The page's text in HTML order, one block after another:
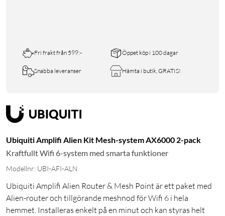
Fri frakt från 599:- Öppet köp i 100 dagar
Snabba leveranser Hämta i butik, GRATIS!
Ubiquiti Amplifi Alien Kit Mesh-system AX6000 2-pack
Kraftfullt Wifi 6-system med smarta funktioner
Modellnr: UBI-AFI-ALN
Ubiquiti Amplifi Alien Router & Mesh Point är ett paket med
Alien-router och tillgörande meshnod för Wifi 6 i hela
hemmet. Installeras enkelt på en minut och kan styras helt